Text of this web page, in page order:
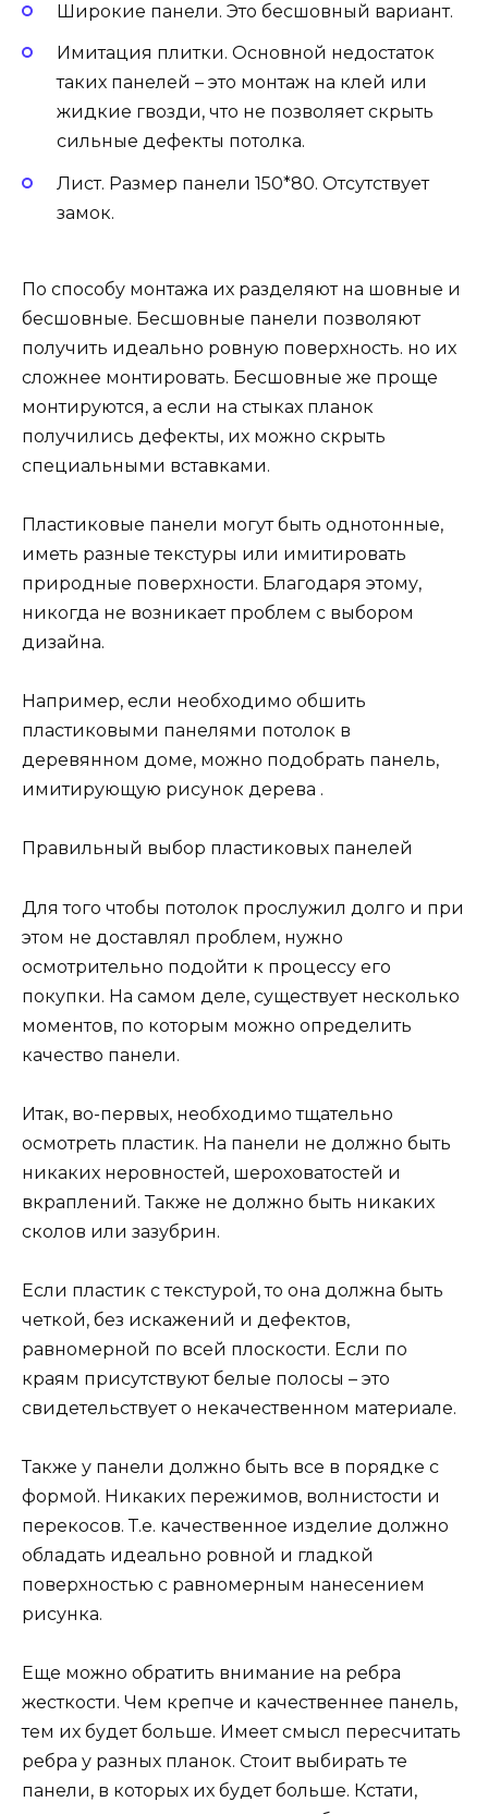
Широкие панели. Это бесшовный вариант.
Имитация плитки. Основной недостаток
таких панелей – это монтаж на клей или
жидкие гвозди, что не позволяет скрыть
сильные дефекты потолка.
Лист. Размер панели 150*80. Отсутствует
замок.
По способу монтажа их разделяют на шовные и
бесшовные. Бесшовные панели позволяют
получить идеально ровную поверхность. но их
сложнее монтировать. Бесшовные же проще
монтируются, а если на стыках планок
получились дефекты, их можно скрыть
специальными вставками.
Пластиковые панели могут быть однотонные,
иметь разные текстуры или имитировать
природные поверхности. Благодаря этому,
никогда не возникает проблем с выбором
дизайна.
Например, если необходимо обшить
пластиковыми панелями потолок в
деревянном доме, можно подобрать панель,
имитирующую рисунок дерева .
Правильный выбор пластиковых панелей
Для того чтобы потолок прослужил долго и при
этом не доставлял проблем, нужно
осмотрительно подойти к процессу его
покупки. На самом деле, существует несколько
моментов, по которым можно определить
качество панели.
Итак, во-первых, необходимо тщательно
осмотреть пластик. На панели не должно быть
никаких неровностей, шероховатостей и
вкраплений. Также не должно быть никаких
сколов или зазубрин.
Если пластик с текстурой, то она должна быть
четкой, без искажений и дефектов,
равномерной по всей плоскости. Если по
краям присутствуют белые полосы – это
свидетельствует о некачественном материале.
Также у панели должно быть все в порядке с
формой. Никаких пережимов, волнистости и
перекосов. Т.е. качественное изделие должно
обладать идеально ровной и гладкой
поверхностью с равномерным нанесением
рисунка.
Еще можно обратить внимание на ребра
жесткости. Чем крепче и качественнее панель,
тем их будет больше. Имеет смысл пересчитать
ребра у разных планок. Стоит выбирать те
панели, в которых их будет больше. Кстати,